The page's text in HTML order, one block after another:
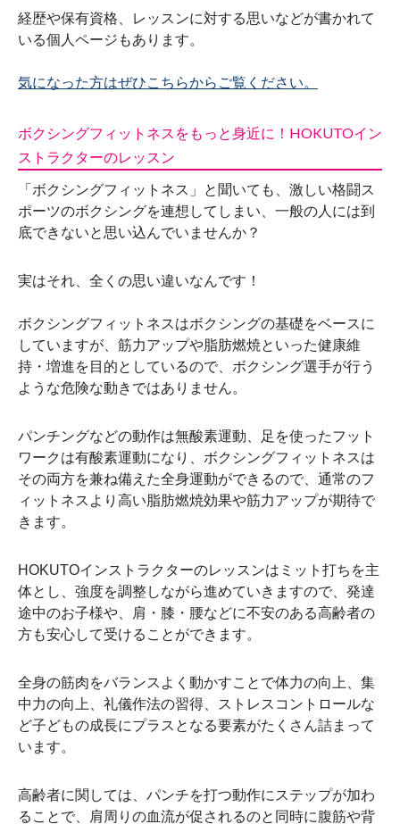
経歴や保有資格、レッスンに対する思いなどが書かれて
いる個人ページもあります。
気になった方はぜひこちらからご覧ください。
ボクシングフィットネスをもっと身近に！HOKUTOイン
ストラクターのレッスン
「ボクシングフィットネス」と聞いても、激しい格闘ス
ポーツのボクシングを連想してしまい、一般の人には到
底できないと思い込んでいませんか？
実はそれ、全くの思い違いなんです！
ボクシングフィットネスはボクシングの基礎をベースに
していますが、筋力アップや脂肪燃焼といった健康維
持・増進を目的としているので、ボクシング選手が行う
ような危険な動きではありません。
パンチングなどの動作は無酸素運動、足を使ったフット
ワークは有酸素運動になり、ボクシングフィットネスは
その両方を兼ね備えた全身運動ができるので、通常のフ
ィットネスより高い脂肪燃焼効果や筋力アップが期待で
きます。
HOKUTOインストラクターのレッスンはミット打ちを主
体とし、強度を調整しながら進めていきますので、発達
途中のお子様や、肩・膝・腰などに不安のある高齢者の
方も安心して受けることができます。
全身の筋肉をバランスよく動かすことで体力の向上、集
中力の向上、礼儀作法の習得、ストレスコントロールな
ど子どもの成長にプラスとなる要素がたくさん詰まって
います。
高齢者に関しては、パンチを打つ動作にステップが加わ
ることで、肩周りの血流が促されるのと同時に腹筋や背